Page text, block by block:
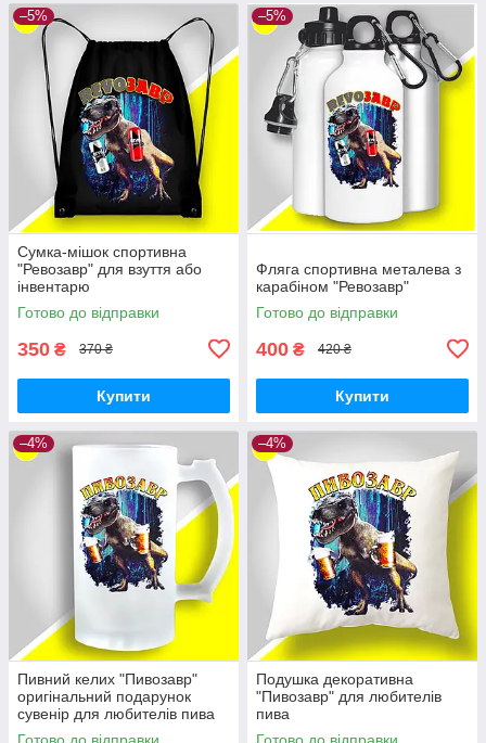
–5%
Сумка-мішок спортивна
"Ревозавр" для взуття або
інвентарю
Готово до відправки
350 ₴ 370 ₴
Купити
–5%
Фляга спортивна металева з
карабіном "Ревозавр"
Готово до відправки
400 ₴ 420 ₴
Купити
–4%
Пивний келих "Пивозавр"
оригінальний подарунок
сувенір для любителів пива
–4%
Подушка декоративна
"Пивозавр" для любителів
пива